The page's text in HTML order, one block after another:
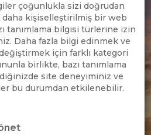
çoğunlukla sizi doğrudan
daha kişiselleştirilmiş bir web
tanımlama bilgisi türlerine izin
Daha fazla bilgi edinmek ve
değiştirmek için farklı kategori
birlikte, bazı tanımlama
site deneyiminiz ve
bu durumdan etkilenebilir.